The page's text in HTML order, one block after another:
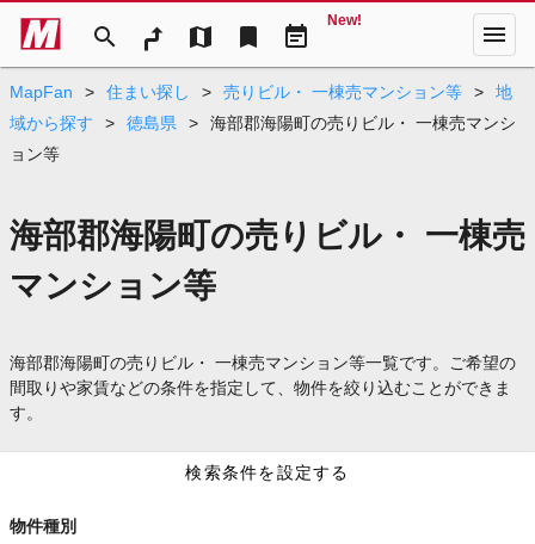
search map bookmark event_note
New! menu
MapFan > 住まい探し > 売りビル・ 一棟売マンション等 >
地
域から探す
> 徳島県 >
海部郡海陽町の売りビル・ 一棟売マンシ
ョン等
海部郡海陽町の売りビル・ 一棟売
マンション等
海部郡海陽町の売りビル・ 一棟売マンション等一覧です。ご希望の
間取りや家賃などの条件を指定して、物件を絞り込むことができま
す。
検索条件を設定する
物件種別